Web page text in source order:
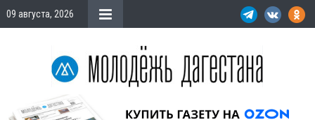
09 августа, 2026